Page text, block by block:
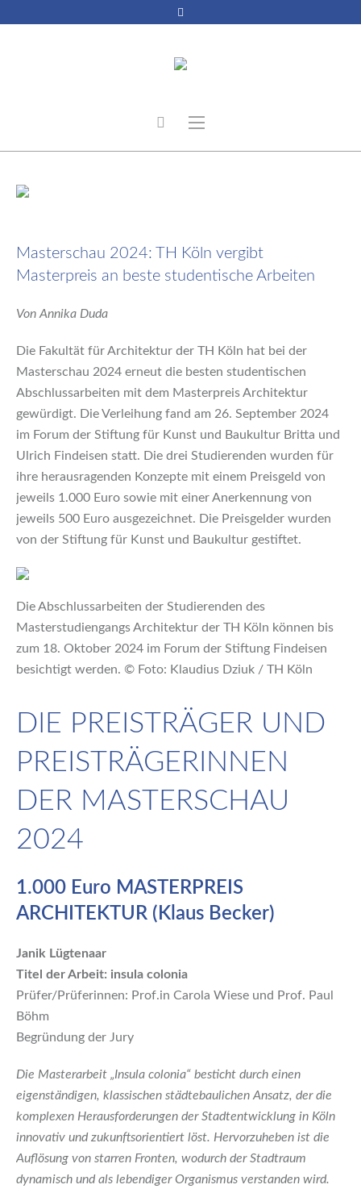
14. Oktober 2024
Masterschau 2024: TH Köln vergibt
Masterpreis an beste studentische Arbeiten
Von Annika Duda
Die Fakultät für Architektur der TH Köln hat bei der
Masterschau 2024 erneut die besten studentischen
Abschlussarbeiten mit dem Masterpreis Architektur
gewürdigt. Die Verleihung fand am 26. September 2024
im Forum der Stiftung für Kunst und Baukultur Britta und
Ulrich Findeisen statt. Die drei Studierenden wurden für
ihre herausragenden Konzepte mit einem Preisgeld von
jeweils 1.000 Euro sowie mit einer Anerkennung von
jeweils 500 Euro ausgezeichnet. Die Preisgelder wurden
von der Stiftung für Kunst und Baukultur gestiftet.
Die Abschlussarbeiten der Studierenden des
Masterstudiengangs Architektur der TH Köln können bis
zum 18. Oktober 2024 im Forum der Stiftung Findeisen
besichtigt werden. © Foto: Klaudius Dziuk / TH Köln
DIE PREISTRÄGER UND
PREISTRÄGERINNEN
DER MASTERSCHAU
2024
1.000 Euro MASTERPREIS
ARCHITEKTUR (Klaus Becker)
Janik Lügtenaar
Titel der Arbeit: insula colonia
Prüfer/Prüferinnen: Prof.in Carola Wiese und Prof. Paul
Böhm
Begründung der Jury
Die Masterarbeit „Insula colonia“ besticht durch einen
eigenständigen, klassischen städtebaulichen Ansatz, der die
komplexen Herausforderungen der Stadtentwicklung in Köln
innovativ und zukunftsorientiert löst. Hervorzuheben ist die
Auflösung von starren Fronten, wodurch der Stadtraum
dynamisch und als lebendiger Organismus verstanden wird.